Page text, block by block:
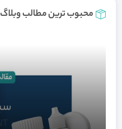
محبوب ترین مطالب وبلاگ